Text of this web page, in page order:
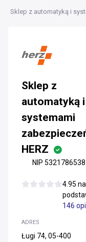
Sklep z automatyką i
Sklep z
automatyką i
systemami
HERZ
NIP 5321786538
4.95 na
146
ADRES
Ługi 74, 05-400